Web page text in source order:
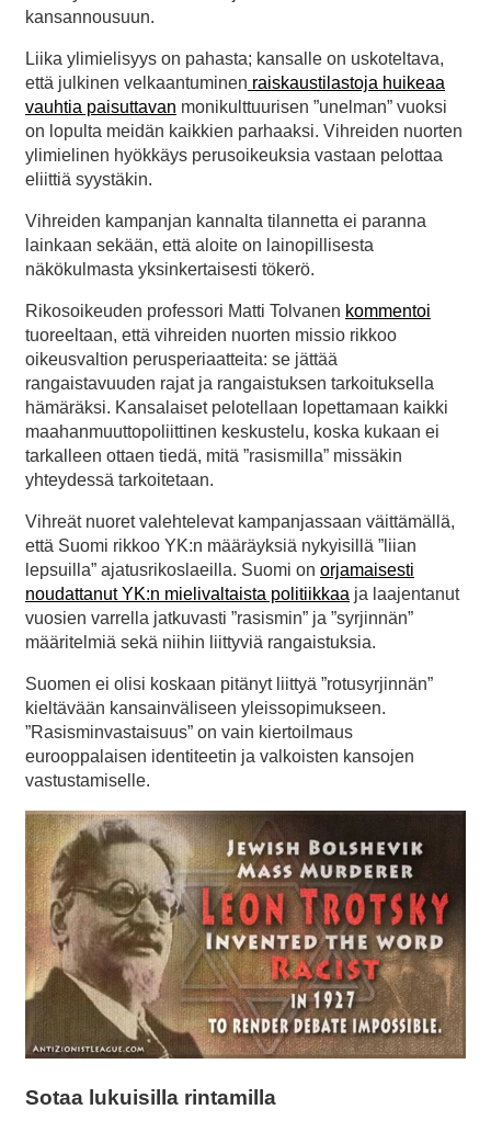
kansannousuun.
Liika ylimielisyys on pahasta; kansalle on uskoteltava,
että julkinen velkaantuminen raiskaustilastoja huikeaa
vauhtia paisuttavan monikulttuurisen ”unelman” vuoksi
on lopulta meidän kaikkien parhaaksi. Vihreiden nuorten
ylimielinen hyökkäys perusoikeuksia vastaan pelottaa
eliittiä syystäkin.
Vihreiden kampanjan kannalta tilannetta ei paranna
lainkaan sekään, että aloite on lainopillisesta
näkökulmasta yksinkertaisesti tökerö.
Rikosoikeuden professori Matti Tolvanen kommentoi
tuoreeltaan, että vihreiden nuorten missio rikkoo
oikeusvaltion perusperiaatteita: se jättää
rangaistavuuden rajat ja rangaistuksen tarkoituksella
hämäräksi. Kansalaiset pelotellaan lopettamaan kaikki
maahanmuuttopoliittinen keskustelu, koska kukaan ei
tarkalleen ottaen tiedä, mitä ”rasismilla” missäkin
yhteydessä tarkoitetaan.
Vihreät nuoret valehtelevat kampanjassaan väittämällä,
että Suomi rikkoo YK:n määräyksiä nykyisillä ”liian
lepsuilla” ajatusrikoslaeilla. Suomi on orjamaisesti
noudattanut YK:n mielivaltaista politiikkaa ja laajentanut
vuosien varrella jatkuvasti ”rasismin” ja ”syrjinnän”
määritelmiä sekä niihin liittyviä rangaistuksia.
Suomen ei olisi koskaan pitänyt liittyä ”rotusyrjinnän”
kieltävään kansainväliseen yleissopimukseen.
”Rasisminvastaisuus” on vain kiertoilmaus
eurooppalaisen identiteetin ja valkoisten kansojen
vastustamiselle.
Sotaa lukuisilla rintamilla